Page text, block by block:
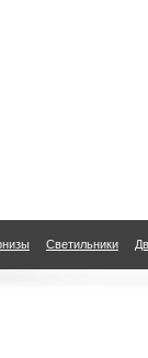
Светильники